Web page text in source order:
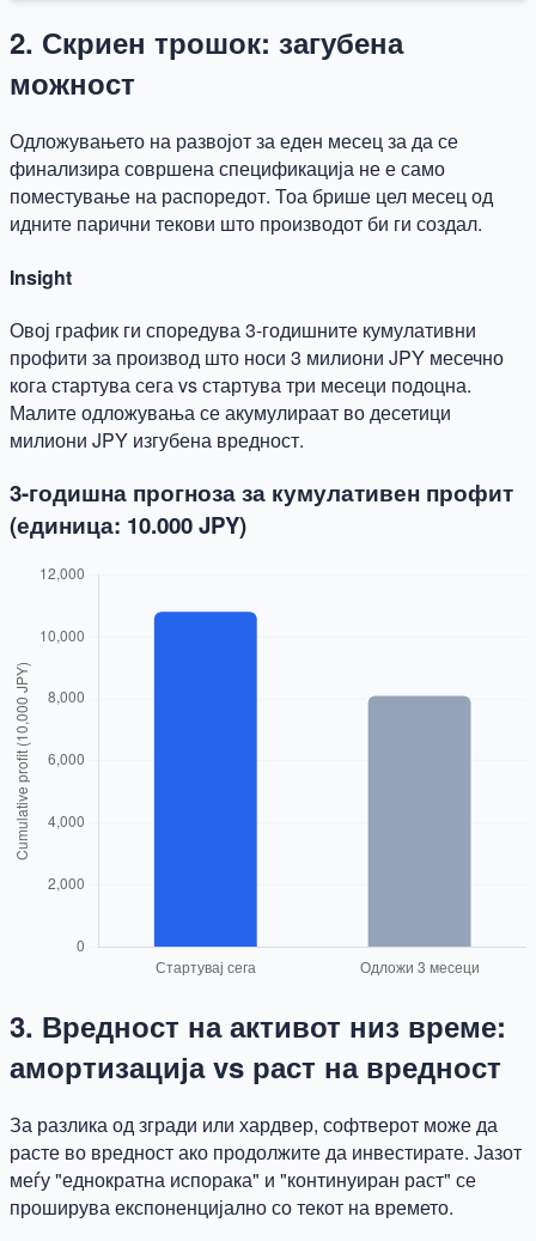
2. Скриен трошок: загубена
можност
Одложувањето на развојот за еден месец за да се
финализира совршена спецификација не е само
поместување на распоредот. Тоа брише цел месец од
идните парични текови што производот би ги создал.
Insight
Овој график ги споредува 3-годишните кумулативни
профити за производ што носи 3 милиони JPY месечно
кога стартува сега vs стартува три месеци подоцна.
Малите одложувања се акумулираат во десетици
милиони JPY изгубена вредност.
3-годишна прогноза за кумулативен профит
(единица: 10.000 JPY)
3. Вредност на активот низ време:
амортизација vs раст на вредност
За разлика од згради или хардвер, софтверот може да
расте во вредност ако продолжите да инвестирате. Јазот
меѓу "еднократна испорака" и "континуиран раст" се
проширува експоненцијално со текот на времето.